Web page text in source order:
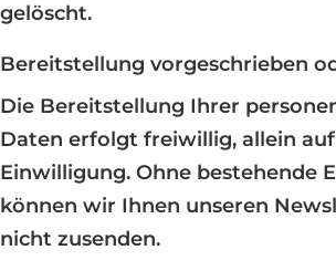
gelöscht.
Bereitstellung vorgeschrieben
Die Bereitstellung Ihrer
Daten erfolgt freiwillig, allein
Einwilligung. Ohne bestehende
können wir Ihnen unseren
nicht zusenden.